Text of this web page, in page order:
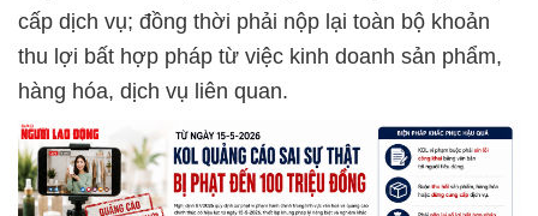
cấp dịch vụ; đồng thời phải nộp lại toàn bộ khoản
thu lợi bất hợp pháp từ việc kinh doanh sản phẩm,
hàng hóa, dịch vụ liên quan.